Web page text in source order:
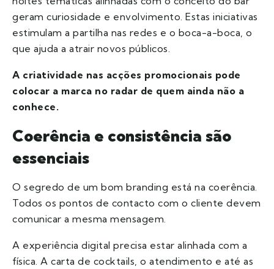
geram curiosidade e envolvimento. Estas iniciativas
estimulam a partilha nas redes e o boca-a-boca, o
que ajuda a atrair novos públicos.
A criatividade nas acções promocionais pode
colocar a marca no radar de quem ainda não a
conhece.
Coerência e consistência são
essenciais
O segredo de um bom branding está na coerência.
Todos os pontos de contacto com o cliente devem
comunicar a mesma mensagem.
A experiência digital precisa estar alinhada com a
física. A carta de cocktails, o atendimento e até as